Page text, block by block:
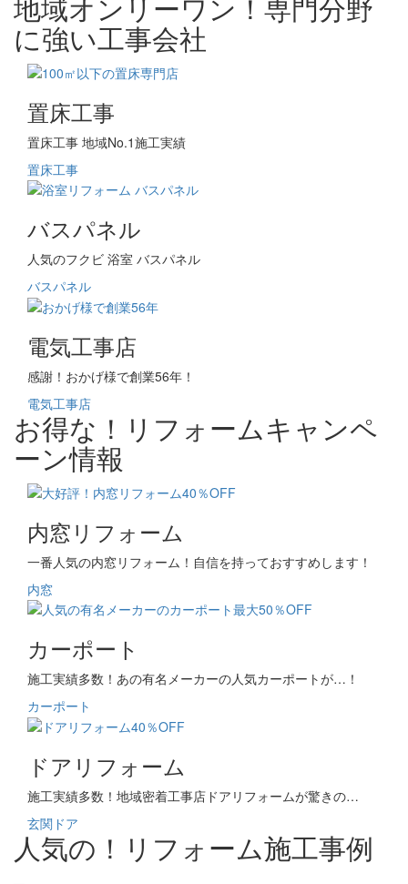
に強い工事会社
置床工事
置床工事 地域No.1施工実績
置床工事
バスパネル
人気のフクビ 浴室 バスパネル
バスパネル
電気工事店
感謝！おかげ様で創業56年！
電気工事店
お得な！リフォームキャンペ
ーン情報
内窓リフォーム
一番人気の内窓リフォーム！自信を持っておすすめします！
内窓
カーポート
施工実績多数！あの有名メーカーの人気カーポートが…！
カーポート
ドアリフォーム
施工実績多数！地域密着工事店ドアリフォームが驚きの…
玄関ドア
人気の！リフォーム施工事例